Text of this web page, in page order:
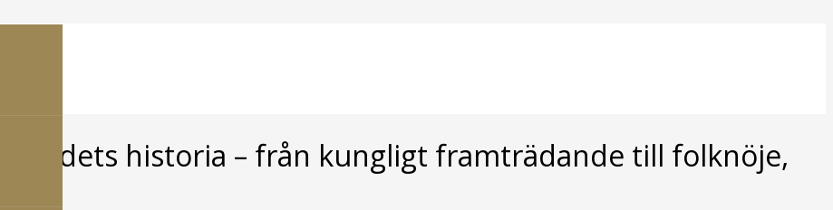
historia – från kungligt framträdande till folknöje,